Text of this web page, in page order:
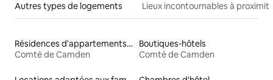
Autres types de logements Lieux incontournables à
Résidences d'appartements en location
Comté de Camden
Boutiques-hôtels
Comté de Camden